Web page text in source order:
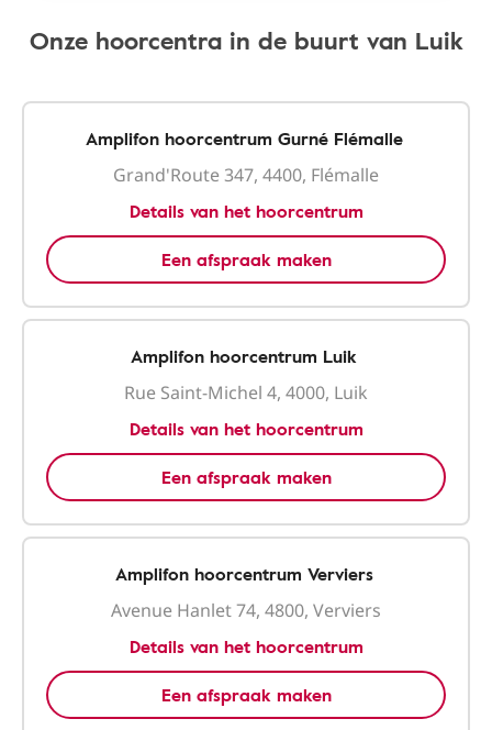
Onze hoorcentra in de buurt van Luik
Amplifon hoorcentrum Gurné Flémalle
Grand'Route 347, 4400, Flémalle
Details van het hoorcentrum
Een afspraak maken
Amplifon hoorcentrum Luik
Rue Saint-Michel 4, 4000, Luik
Details van het hoorcentrum
Een afspraak maken
Amplifon hoorcentrum Verviers
Avenue Hanlet 74, 4800, Verviers
Details van het hoorcentrum
Een afspraak maken